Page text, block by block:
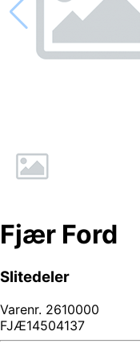
Fjær Ford
Slitedeler
Varenr. 2610000
FJÆ14504137